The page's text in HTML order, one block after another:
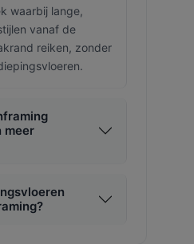
waarbij lange,
vanaf de
reiken, zonder
meer